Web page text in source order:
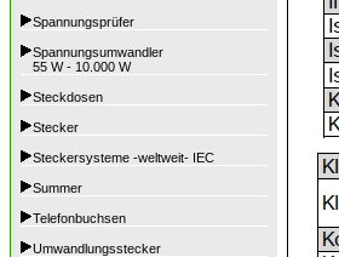
Spannungsprüfer
Spannungsumwandler
55 W - 10.000 W
Steckdosen
Stecker
Steckersysteme -weltweit- IEC
Summer
Telefonbuchsen
Umwandlungsstecker